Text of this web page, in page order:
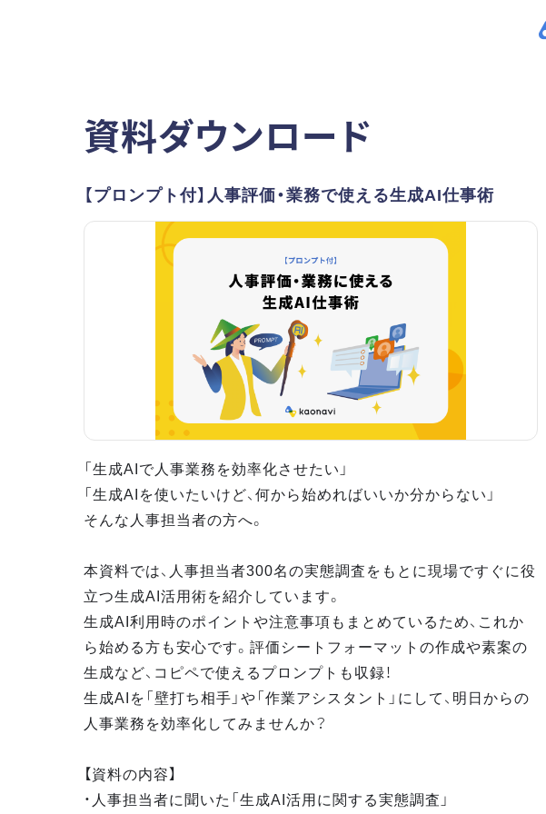
資料ダウンロード
【プロンプト付】人事評価・業務で使える生成AI仕事術
「生成AIで人事業務を効率化させたい」
「生成AIを使いたいけど、何から始めればいいか分からない」
そんな人事担当者の方へ。
本資料では、人事担当者300名の実態調査をもとに現場ですぐに役
立つ生成AI活用術を紹介しています。
生成AI利用時のポイントや注意事項もまとめているため、これか
ら始める方も安心です。評価シートフォーマットの作成や素案の
生成など、コピペで使えるプロンプトも収録！
生成AIを「壁打ち相手」や「作業アシスタント」にして、明日からの
人事業務を効率化してみませんか？
【資料の内容】
・人事担当者に聞いた「生成AI活用に関する実態調査」